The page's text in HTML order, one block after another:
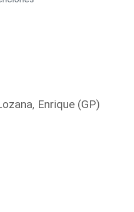
Enrique (GP)